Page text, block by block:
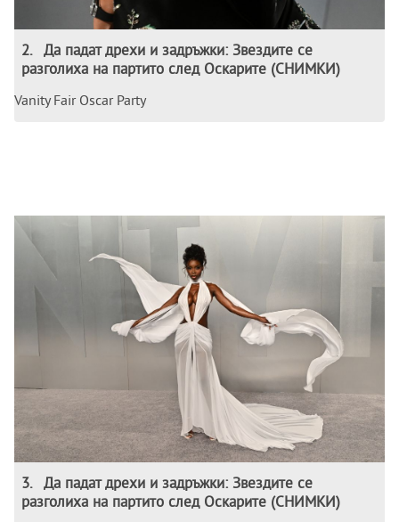
2.
Да падат дрехи и задръжки: Звездите се
разголиха на партито след Оскарите (СНИМКИ)
Vanity Fair Oscar Party
3.
Да падат дрехи и задръжки: Звездите се
разголиха на партито след Оскарите (СНИМКИ)